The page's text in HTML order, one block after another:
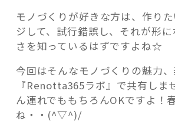
モノづくりが好きな方は、作り
ジして、試行錯誤し、それが形
さを知っているはずですよね☆
今回はそんなモノづくりの魅力
『Renotta365ラボ』で共有しま
ん連れでももちろんOKですよ！
ね・・(^▽^)/